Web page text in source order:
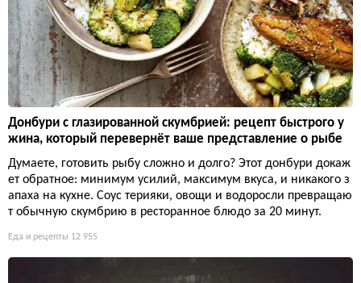
Донбури с глазированной скумбрией: рецепт быстрого у
жина, который перевернёт ваше представление о рыбе
Думаете, готовить рыбу сложно и долго? Этот донбури докаж
ет обратное: минимум усилий, максимум вкуса, и никакого з
апаха на кухне. Соус терияки, овощи и водоросли превращаю
т обычную скумбрию в ресторанное блюдо за 20 минут.
Еда и рецепты 12 955